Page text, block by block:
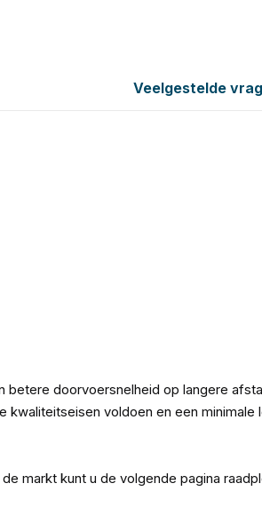
Veelgestelde
doorvoersnelheid op langere
voldoen en een
markt kunt u de volgende pagina